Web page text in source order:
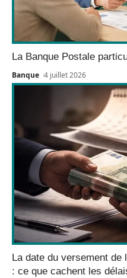
La Banque Postale
Banque 4 juillet 2026
La date du versement de
: ce que cachent les